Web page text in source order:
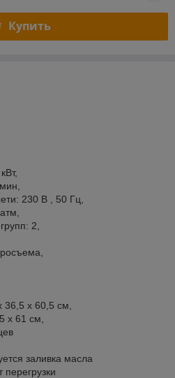
Купить
230 В , 50 Гц,
2,
36,5 x 60,5 см,
x 61 см,
заливка масла
перегрузки